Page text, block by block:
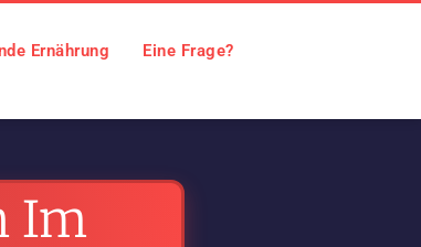
Ernährung Eine Frage?
Im